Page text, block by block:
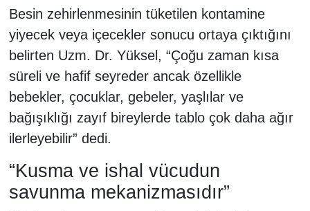
Besin zehirlenmesinin tüketilen kontamine
yiyecek veya içecekler sonucu ortaya çıktığını
belirten Uzm. Dr. Yüksel, “Çoğu zaman kısa
süreli ve hafif seyreder ancak özellikle
bebekler, çocuklar, gebeler, yaşlılar ve
bağışıklığı zayıf bireylerde tablo çok daha ağır
ilerleyebilir” dedi.
“Kusma ve ishal vücudun
savunma mekanizmasıdır”